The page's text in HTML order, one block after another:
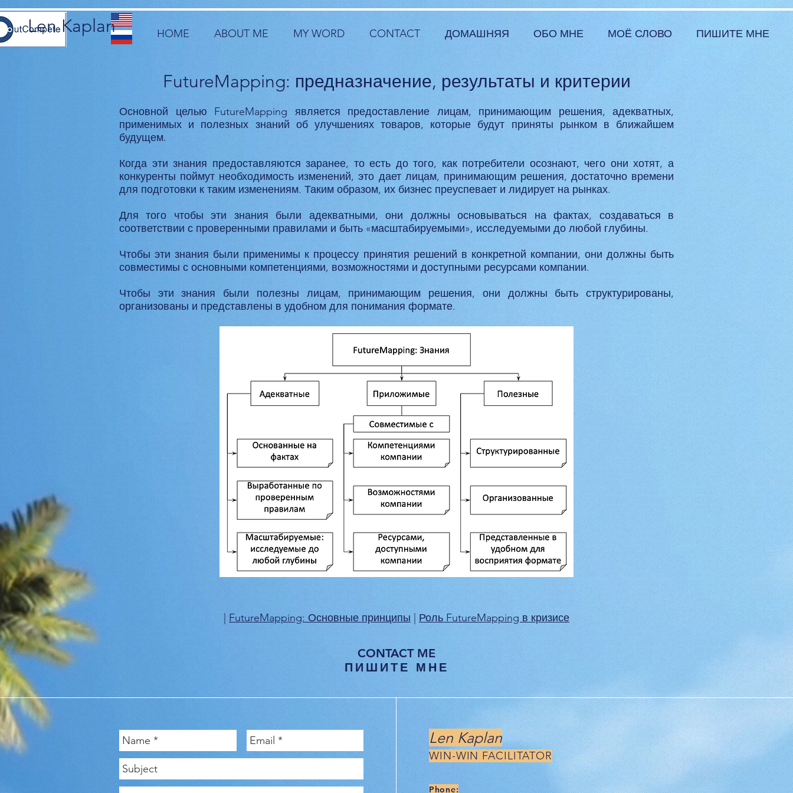
Len Kaplan HOME ABOUT ME MY WORD CONTACT ДОМАШНЯЯ ОБО МНЕ МОЁ СЛОВО ПИШИТЕ МНЕ
FutureMapping: предназначение, результаты и критерии
Основной целью FutureMapping является предоставление лицам, принимающим решения, адекватных,
применимых и полезных знаний об улучшениях товаров, которые будут приняты рынком в ближайшем
будущем.
Когда эти знания предоставляются заранее, то есть до того, как потребители осознают, чего они хотят, а
конкуренты поймут необходимость изменений, это дает лицам, принимающим решения, достаточно времени
для подготовки к таким изменениям. Таким образом, их бизнес преуспевает и лидирует на рынках.
Для того чтобы эти знания были адекватными, они должны основываться на фактах, создаваться в
соответствии с проверенными правилами и быть «масштабируемыми», исследуемыми до любой глубины.
Чтобы эти знания были применимы к процессу принятия решений в конкретной компании, они должны быть
совместимы с основными компетенциями, возможностями и доступными ресурсами компании.
Чтобы эти знания были полезны лицам, принимающим решения, они должны быть структурированы,
организованы и представлены в удобном для понимания формате.
|FutureMapping: Основные принципы | Роль FutureMapping в кризисе
CONTACT ME
ПИШИТЕ МНЕ
Len Kaplan
WIN-WIN FACILITATOR
Phone: